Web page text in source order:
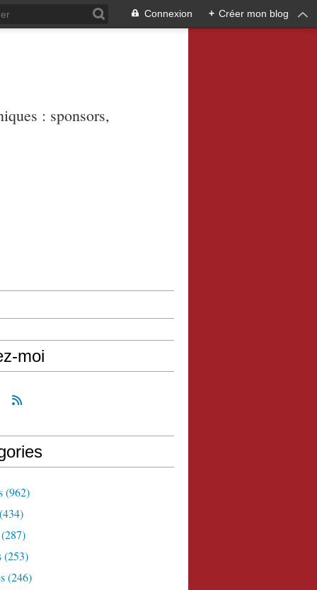
Connexion + Créer mon blog
: sponsors,
moi
(962)
(253)
(246)